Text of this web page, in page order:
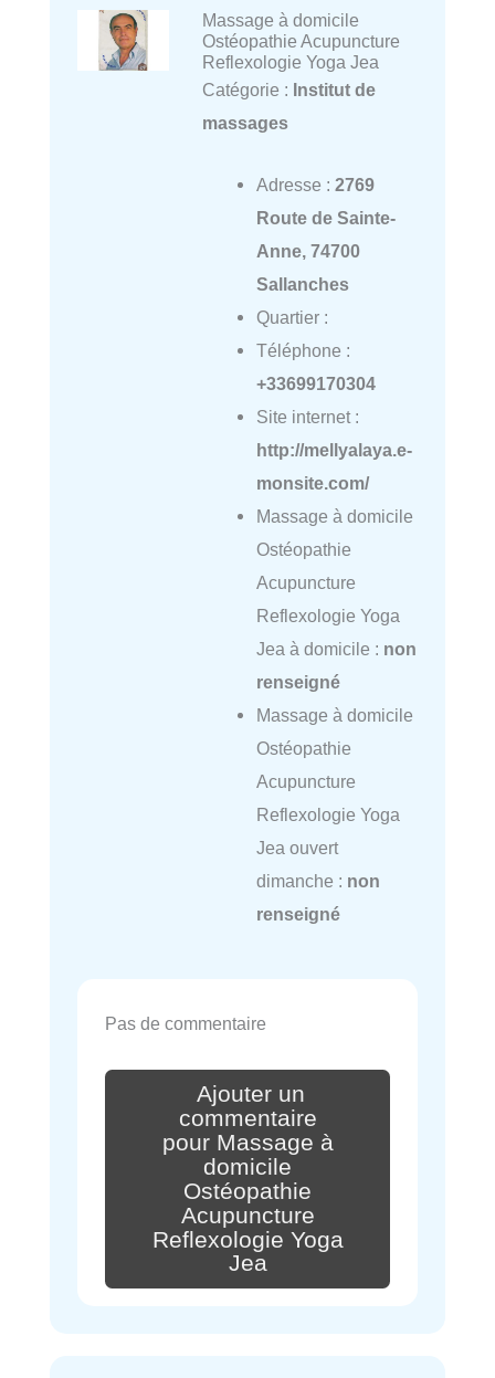
Massage à domicile
Ostéopathie Acupuncture
Reflexologie Yoga Jea
Catégorie : Institut de
massages
Adresse : 2769
Route de Sainte-
Anne, 74700
Sallanches
Quartier :
Téléphone :
+33699170304
Site internet :
http://mellyalaya.e-
monsite.com/
Massage à domicile
Ostéopathie
Acupuncture
Reflexologie Yoga
Jea à domicile : non
renseigné
Massage à domicile
Ostéopathie
Acupuncture
Reflexologie Yoga
Jea ouvert
dimanche : non
renseigné
Pas de commentaire
Ajouter un
commentaire
pour Massage à
domicile
Ostéopathie
Acupuncture
Reflexologie Yoga
Jea